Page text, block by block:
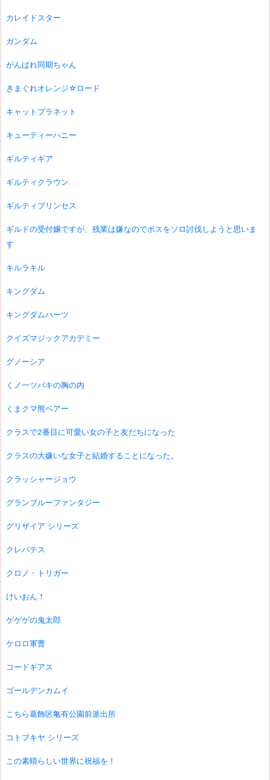
カレイドスター
ガンダム
がんばれ同期ちゃん
きまぐれオレンジ☆ロード
キャットプラネット
キューティーハニー
ギルティギア
ギルティクラウン
ギルティプリンセス
ギルドの受付嬢ですが、残業は嫌なのでボスをソロ討伐しようと思いま
す
キルラキル
キングダム
キングダムハーツ
クイズマジックアカデミー
グノーシア
くノ一ツバキの胸の内
くまクマ熊ベアー
クラスで2番目に可愛い女の子と友だちになった
クラスの大嫌いな女子と結婚することになった。
クラッシャージョウ
グランブルーファンタジー
グリザイア シリーズ
クレバテス
クロノ・トリガー
けいおん！
ゲゲゲの鬼太郎
ケロロ軍曹
コードギアス
ゴールデンカムイ
こちら葛飾区亀有公園前派出所
コトブキヤ シリーズ
この素晴らしい世界に祝福を！